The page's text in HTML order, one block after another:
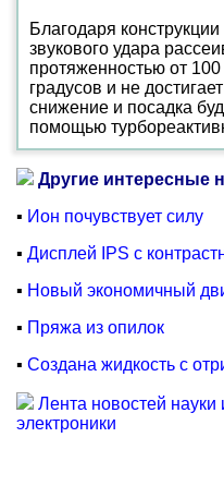
Благодаря
звукового удара
протяженностью от
градусов и не
снижение и посадка
помощью
Другие интересные
▪ Ион почувствует силу
▪ Дисплей IPS с
▪ Новый экономичный
▪ Пряжа из опилок
▪ Создана жидкость с
Лента новостей науки
электроники